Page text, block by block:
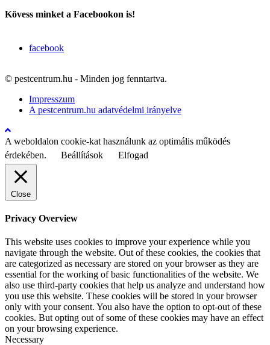
Kövess minket a Facebookon is!
facebook
© pestcentrum.hu - Minden jog fenntartva.
Impresszum
A pestcentrum.hu adatvédelmi irányelve
A weboldalon cookie-kat használunk az optimális működés
érdekében.
Beállítások Elfogad
Close
Privacy Overview
This website uses cookies to improve your experience while you
navigate through the website. Out of these cookies, the cookies that
are categorized as necessary are stored on your browser as they are
essential for the working of basic functionalities of the website. We
also use third-party cookies that help us analyze and understand how
you use this website. These cookies will be stored in your browser
only with your consent. You also have the option to opt-out of these
cookies. But opting out of some of these cookies may have an effect
on your browsing experience.
Necessary